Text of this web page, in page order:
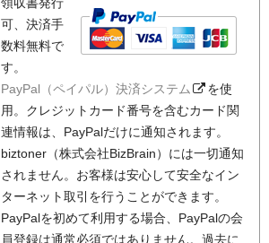
可、決済手
数料無料で
す。
PayPal（ペイパル）決済システム
を使
用。クレジットカード番号を含むカード関
連情報は、PayPalだけに通知されます。
biztoner（株式会社BizBrain）には一切通知
されません。お客様は安心して安全なイン
ターネット取引を行うことができます。
PayPalを初めて利用する場合、PayPalの会
員登録は通常必須ではありません。過去に